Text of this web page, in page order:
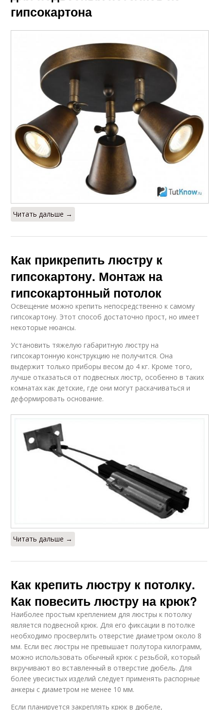
потолок
Люстры на подвесной
потолок
Светильник на
натяжной потолок
Люстры к потолку
Люстры к натяжному
потолку
Люстры с блоком Люстры с пультом
Контроллер для
люстры
Светодиодная
Потолок на крюк
гипсокартона
Читать дальше →
Как прикрепить люстру к
гипсокартону. Монтаж на
гипсокартонный потолок
Освещение можно крепить непосредственно к самому
гипсокартону. Этот способ достаточно прост, но имеет
некоторые нюансы.
Установить тяжелую габаритную люстру на
гипсокартонную конструкцию не получится. Она
выдержит только приборы весом до 4 кг. Кроме того,
лучше отказаться от подвесных люстр, особенно в таких
комнатах как детские, где они могут раскачиваться и
деформировать основание.
Читать дальше →
Как крепить люстру к потолку.
Как повесить люстру на крюк?
Наиболее простым креплением для люстры к потолку
является подвесной крюк. Для его фиксации в потолке
необходимо просверлить отверстие диаметром около 8
мм. Если вес люстры не превышает полутора килограмм,
можно использовать обычный крюк с резьбой, который
вкручивают во вставленный в отверстие дюбель. Для
более увесистых изделий следует применять распорные
анкеры с диаметром не менее 10 мм.
Если планируется закреплять крюк в дюбеле,